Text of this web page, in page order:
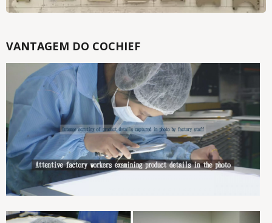
VANTAGEM DO COCHIEF